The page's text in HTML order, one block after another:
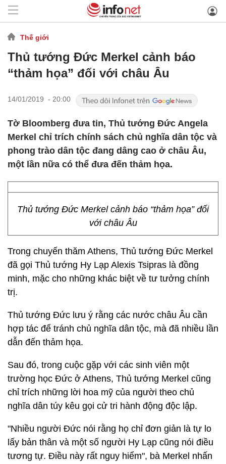
Thế giới
Thủ tướng Đức Merkel cảnh báo
“thảm họa” đối với châu Âu
14/01/2019 - 20:00
Tờ Bloomberg đưa tin, Thủ tướng Đức Angela
Merkel chỉ trích chính sách chủ nghĩa dân tộc và
phong trào dân tộc đang dâng cao ở châu Âu,
một lần nữa có thể đưa đến thảm họa.
Thủ tướng Đức Merkel cảnh báo “thảm họa” đối
với châu Âu
Trong chuyến thăm Athens, Thủ tướng Đức Merkel
đã gọi Thủ tướng Hy Lạp Alexis Tsipras là đồng
minh, mặc cho những khác biệt về tư tưởng chính
trị.
Thủ tướng Đức lưu ý rằng các nước châu Âu cần
hợp tác để tránh chủ nghĩa dân tộc, mà đã nhiều lần
dẫn đến thảm họa.
Sau đó, trong cuộc gặp với các sinh viên một
trường học Đức ở Athens, Thủ tướng Merkel cũng
chỉ trích những lời hoa mỹ của người theo chủ
nghĩa dân túy kêu gọi cử tri hành động độc lập.
"Nhiều người Đức nói rằng họ chỉ đơn giản là tự lo
lấy bản thân và một số người Hy Lạp cũng nói điều
tương tự. Điều này rất nguy hiểm", bà Merkel nhấn